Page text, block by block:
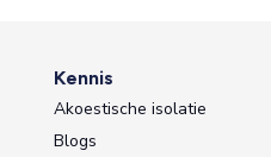
Kennis
Akoestische isolatie
Blogs